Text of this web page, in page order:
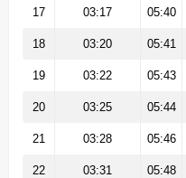
17 03:17 05:40
18 03:20 05:41
19 03:22 05:43
20 03:25 05:44
21 03:28 05:46
22 03:31 05:48